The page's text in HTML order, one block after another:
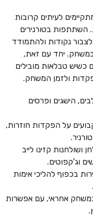
לעיתים קרובות
השתתפות בטורנירים
נקודות ולהתמודד
במשחק. יחד עם זאת,
טבלאות מובילים
ולזמן המשחק.
הישגים ופרסים
על הפקדות חוזרות,
קזינו לייב
וג'קפוטים.
בכפוף להליכי אימות
אחראי, עם אפשרות